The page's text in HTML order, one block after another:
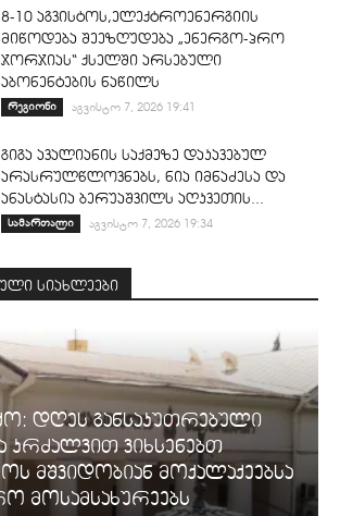
8-10 აგვისტოს,ელექტროენერგიის
მიწოდება შეეზღუდება „ენერგო-პრო
ჯორჯიას“ ქსელში არსებული
აბონენტების ნაწილს
რეგიონი აგვისტო 7, 2026 19:41
გიგა ავალიანის საქმეზე დაკავებულ
არასრულწლოვნებს, ნია იმნაძესა და
ანასტასია ბერუაშვილს აღკვეთის...
სამართალი აგვისტო 7, 2026 19:34
სიახლეები
დღეს განსაკუთრებული
კრძალვით ვიხსენებთ
მშვიდობიან მოქალაქეებსა
მოსამსახურეებს